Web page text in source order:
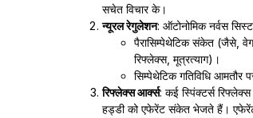
सचेत विचार के।
न्यूरल रेगुलेशन: ऑटोनोमिक नर्वस
पैरासिम्पेथेटिक संकेत (जैसे,
रिफ्लेक्स, मूत्रत्याग)।
सिम्पेथेटिक गतिविधि आमतौर
रिफ्लेक्स आर्क्स: कई स्पिंक्टर्स
हड्डी को एफेरेंट संकेत भेजते हैं।